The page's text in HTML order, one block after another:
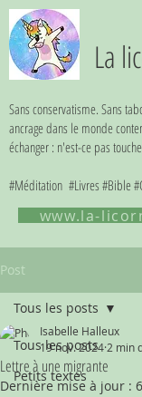
La
Sans conservatisme. Sans
ancrage dans le monde
échanger : n'est-ce pas
#Méditation #Livres #Bible
www.la-
Post
Tous les posts
Petits textes
Tous les posts
Lettre à une migrante
Isabelle Halleux
19 nov. 2024 2 min
Dernière mise à jour :